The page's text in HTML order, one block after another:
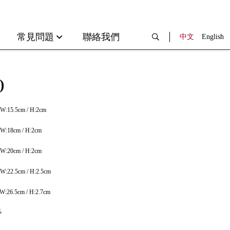
常見問題 聯絡我們 中文 English
W:15.5cm / H:2cm
W:18cm / H:2cm
W:20cm / H:2cm
W:22.5cm / H:2.5cm
W:26.5cm / H:2.7cm